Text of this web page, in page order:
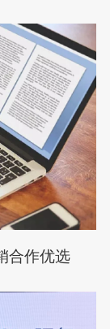
合作优选